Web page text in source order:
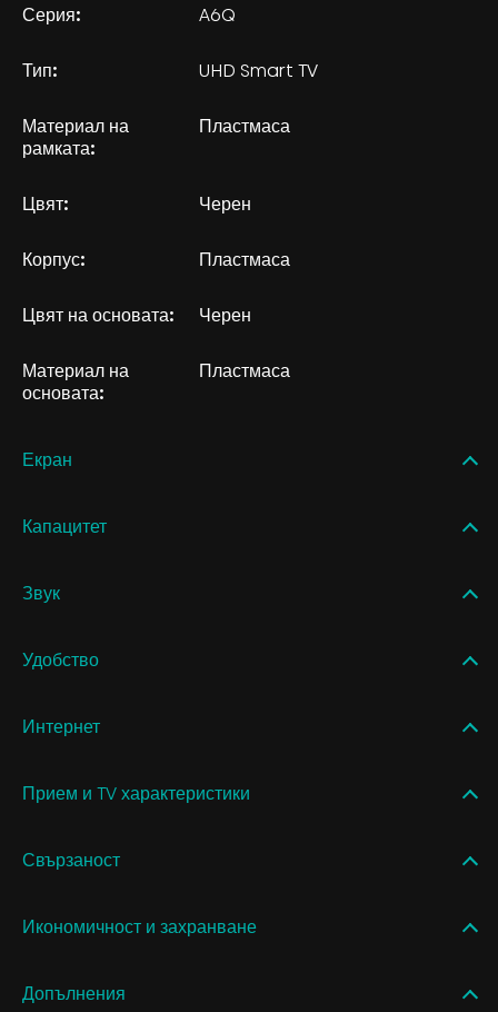
Серия: A6Q
Тип: UHD Smart TV
Материал на
рамката:
Пластмаса
Цвят: Черен
Корпус: Пластмаса
Цвят на основата: Черен
Материал на
основата:
Пластмаса
Екран
Капацитет
Звук
Удобство
Интернет
Прием и TV характеристики
Свързаност
Икономичност и захранване
Допълнения